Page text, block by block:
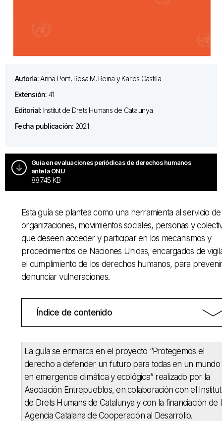
Autoría:Anna Pont, Rosa M. Reina y Karlos Castilla
Extensión: 41
Editorial: Institut de Drets Humans de Catalunya
Fecha publicación: 2021
Guía en evaluaciones periódicas de derechos humanos
ante la ONU
887.45 KB
Esta guía se plantea como una herramienta al servicio de
organizaciones, movimientos sociales, personas y
que deseen acceder y participar en los mecanismos y
procedimientos de Naciones Unidas, encargados de
el cumplimiento de los derechos humanos, para
denunciar vulneraciones.
Índice de contenido
La guía se enmarca en el proyecto “Protegemos el
derecho a defender un futuro para todas en un mundo
en emergencia climática y ecológica” realizado por la
Asociación Entrepueblos, en colaboración con el Institut
de Drets Humans de Catalunya y con la financiación de
Agencia Catalana de Cooperación al Desarrollo.